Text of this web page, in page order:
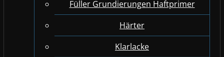
Füller Grundierungen Haftprimer
Härter
Klarlacke